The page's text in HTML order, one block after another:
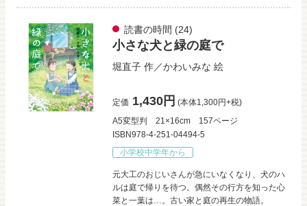
読書の時間 (24)
小さな犬と緑の庭で
堀直子 作／かわいみな 絵
定価 1,430円 (本体1,300円+税)
A5変型判
21×16cm
157ページ
ISBN978-4-251-04494-5
小学校中学年から
元大工のおじいさんが急にいなくなり、犬のハ
ルは庭で帰りを待つ。偶然その行方を知った心
菜と一葉は…。古い家と庭の再生の物語。